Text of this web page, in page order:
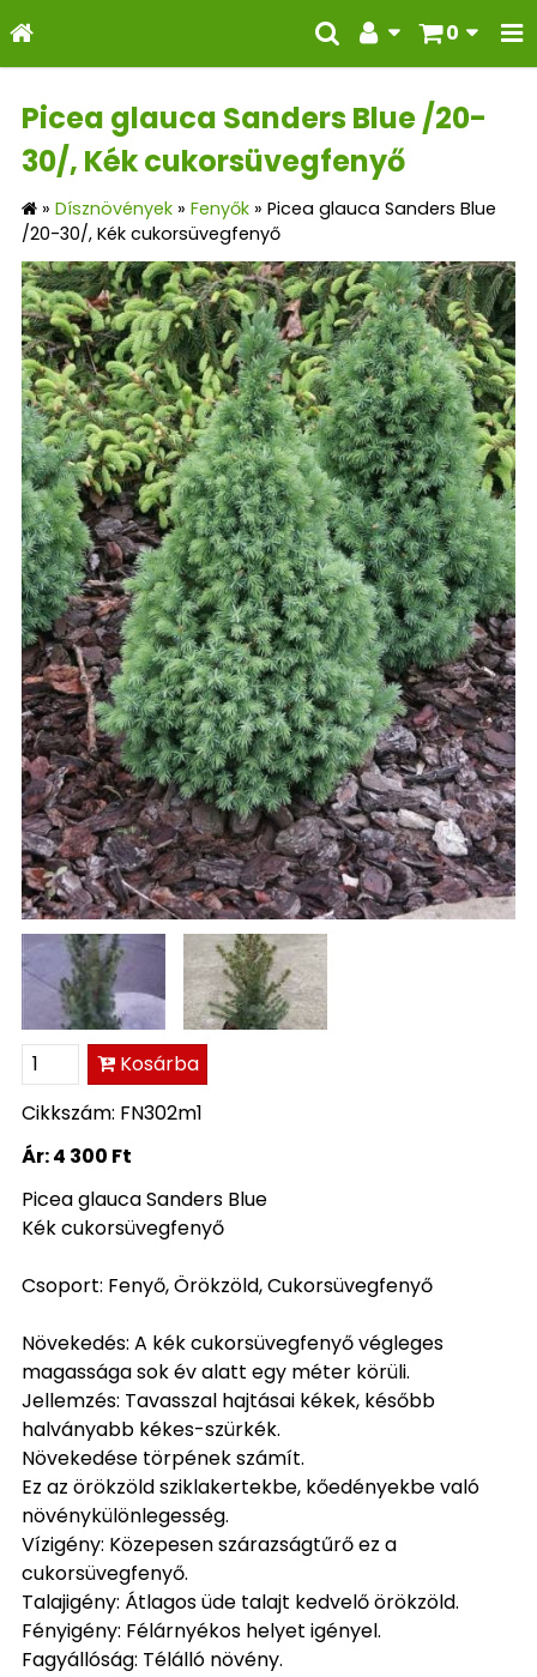
0
Picea glauca Sanders Blue /20-
30/, Kék cukorsüvegfenyő
» Dísznövények » Fenyők » Picea glauca Sanders Blue
/20-30/, Kék cukorsüvegfenyő
Kosárba
Cikkszám: FN302m1
Ár:4 300 Ft
Picea glauca Sanders Blue
Kék cukorsüvegfenyő
Csoport: Fenyő, Örökzöld, Cukorsüvegfenyő
Növekedés: A kék cukorsüvegfenyő végleges
magassága sok év alatt egy méter körüli.
Jellemzés: Tavasszal hajtásai kékek, később
halványabb kékes-szürkék.
Növekedése törpének számít.
Ez az örökzöld sziklakertekbe, kőedényekbe való
növénykülönlegesség.
Vízigény: Közepesen szárazságtűrő ez a
cukorsüvegfenyő.
Talajigény: Átlagos üde talajt kedvelő örökzöld.
Fényigény: Félárnyékos helyet igényel.
Fagyállóság: Télálló növény.